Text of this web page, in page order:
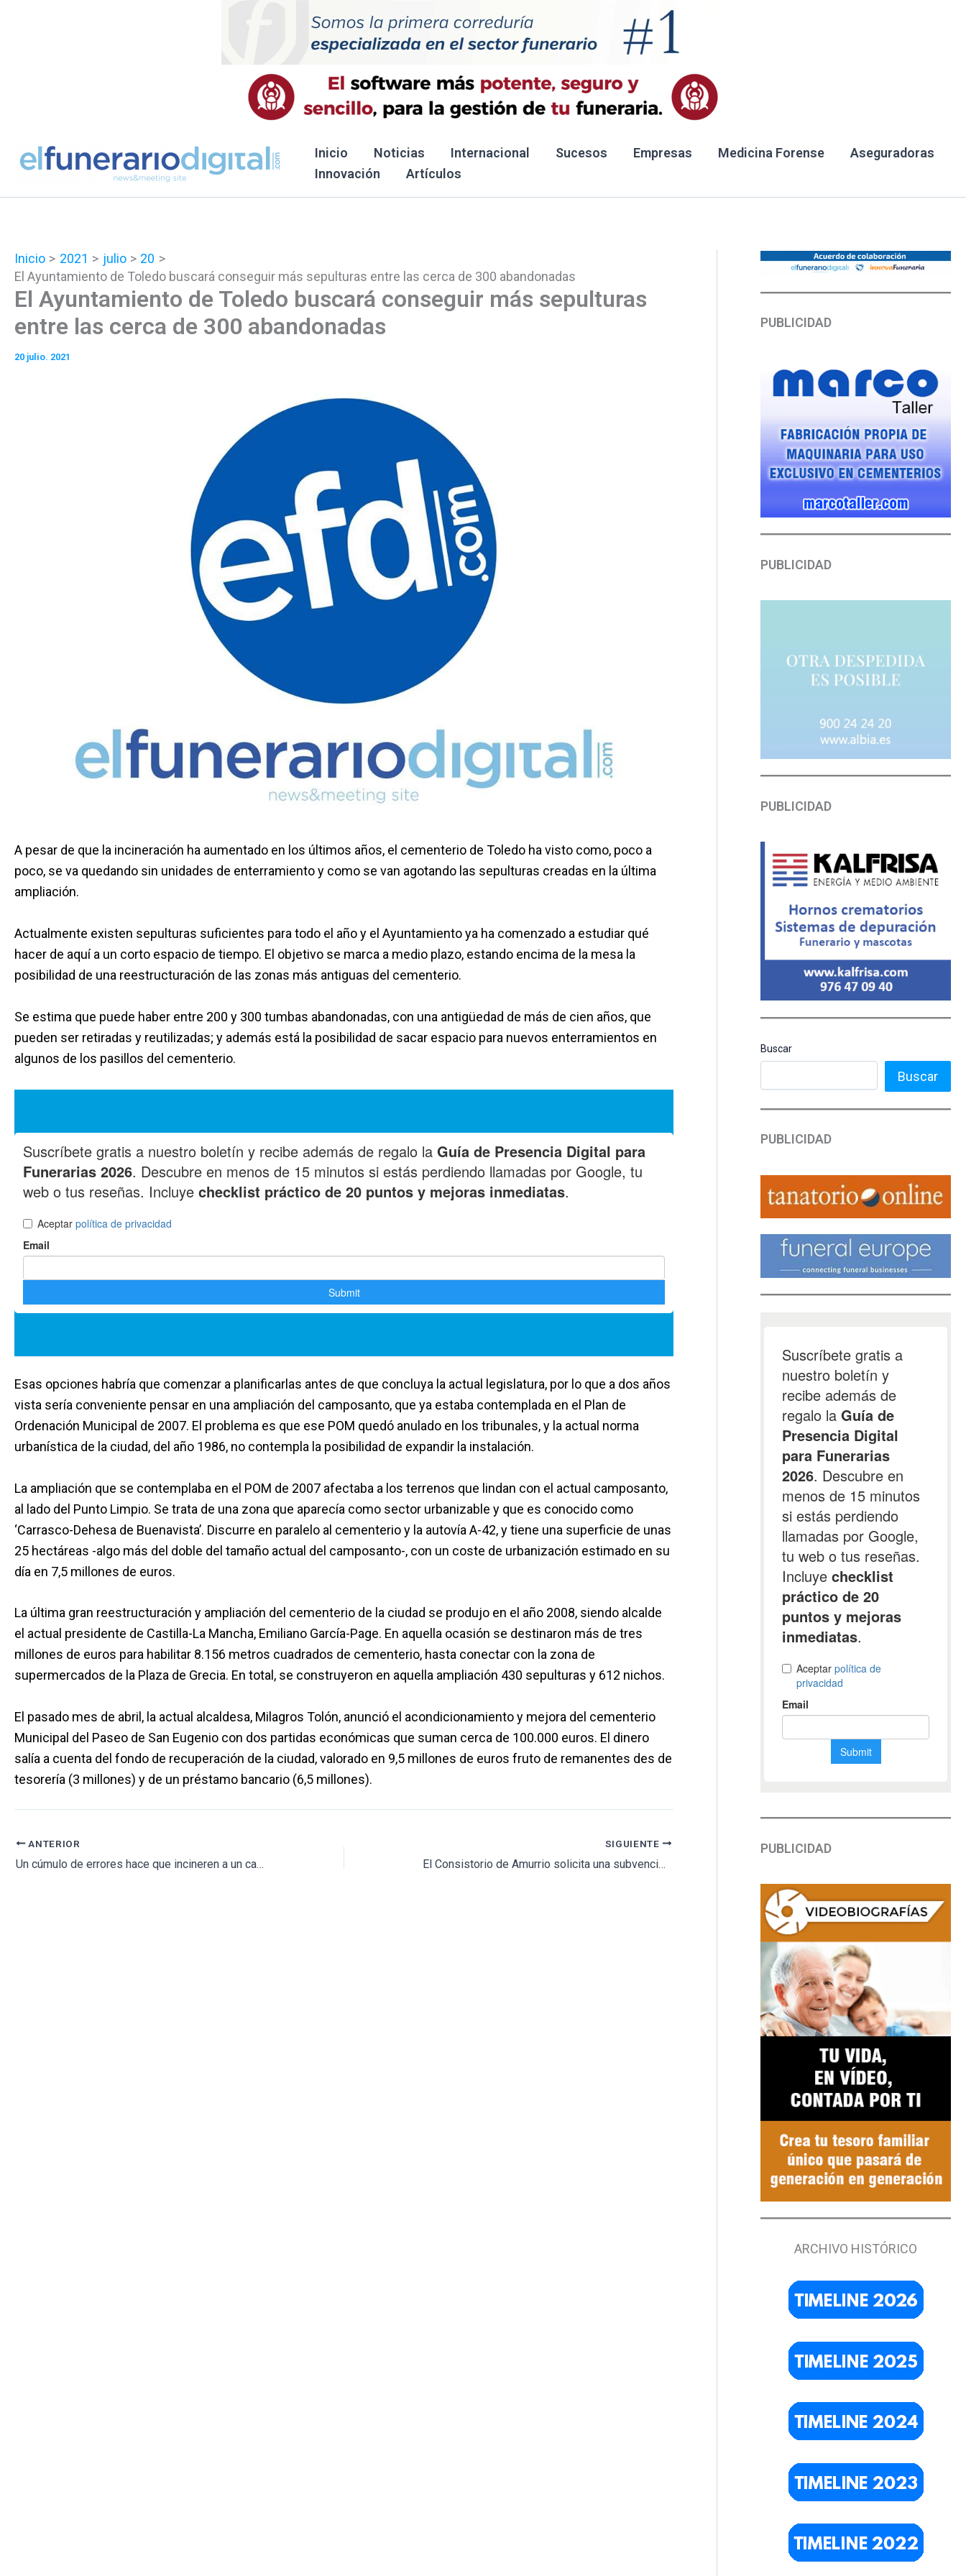
Inicio Noticias Internacional Sucesos Empresas Medicina Forense
Aseguradoras
Innovación
Artículos
Inicio 2021 julio
20
El Ayuntamiento de Toledo buscará conseguir más sepulturas entre las cerca de 300 abandonadas
El Ayuntamiento de Toledo buscará conseguir más sepulturas
entre las cerca de 300 abandonadas
20 julio. 2021
A pesar de que la incineración ha aumentado en los últimos años, el cementerio de Toledo ha visto como, poco a
poco, se va quedando sin unidades de enterramiento y como se van agotando las sepulturas creadas en la última
ampliación.
Actualmente existen sepulturas suficientes para todo el año y el Ayuntamiento ya ha comenzado a estudiar qué
hacer de aquí a un corto espacio de tiempo. El objetivo se marca a medio plazo, estando encima de la mesa la
posibilidad de una reestructuración de las zonas más antiguas del cementerio.
Se estima que puede haber entre 200 y 300 tumbas abandonadas, con una antigüedad de más de cien años, que
pueden ser retiradas y reutilizadas; y además está la posibilidad de sacar espacio para nuevos enterramientos en
algunos de los pasillos del cementerio.
Esas opciones habría que comenzar a planificarlas antes de que concluya la actual legislatura, por lo que a dos años
vista sería conveniente pensar en una ampliación del camposanto, que ya estaba contemplada en el Plan de
Ordenación Municipal de 2007. El problema es que ese POM quedó anulado en los tribunales, y la actual norma
urbanística de la ciudad, del año 1986, no contempla la posibilidad de expandir la instalación.
La ampliación que se contemplaba en el POM de 2007 afectaba a los terrenos que lindan con el actual camposanto,
al lado del Punto Limpio. Se trata de una zona que aparecía como sector urbanizable y que es conocido como
‘Carrasco-Dehesa de Buenavista’. Discurre en paralelo al cementerio y la autovía A-42, y tiene una superficie de unas
25 hectáreas -algo más del doble del tamaño actual del camposanto-, con un coste de urbanización estimado en su
día en 7,5 millones de euros.
La última gran reestructuración y ampliación del cementerio de la ciudad se produjo en el año 2008, siendo alcalde
el actual presidente de Castilla-La Mancha, Emiliano García-Page. En aquella ocasión se destinaron más de tres
millones de euros para habilitar 8.156 metros cuadrados de cementerio, hasta conectar con la zona de
supermercados de la Plaza de Grecia. En total, se construyeron en aquella ampliación 430 sepulturas y 612 nichos.
El pasado mes de abril, la actual alcaldesa, Milagros Tolón, anunció el acondicionamiento y mejora del cementerio
Municipal del Paseo de San Eugenio con dos partidas económicas que suman cerca de 100.000 euros. El dinero
salía a cuenta del fondo de recuperación de la ciudad, valorado en 9,5 millones de euros fruto de remanentes des de
tesorería (3 millones) y de un préstamo bancario (6,5 millones).
ANTERIOR
Un cúmulo de errores hace que incineren a un cadáver por error y entreguen sus cenizas a otra familia
SIGUIENTE
El Consistorio de Amurrio solicita una subvención para reparar las calles interiores del cementerio municipal
PUBLICIDAD
PUBLICIDAD
PUBLICIDAD
Buscar
Buscar
PUBLICIDAD
PUBLICIDAD
ARCHIVO HISTÓRICO